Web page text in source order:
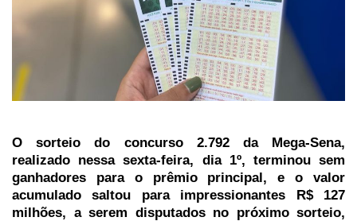
O sorteio do concurso 2.792 da Mega-Sena,
realizado nessa sexta-feira, dia 1º, terminou sem
ganhadores para o prêmio principal, e o valor
acumulado saltou para impressionantes R$ 127
milhões, a serem disputados no próximo sorteio,